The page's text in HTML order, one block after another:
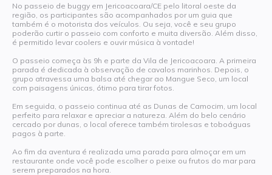
No passeio de buggy em Jericoacoara/CE pelo litoral oeste da
região, os participantes são acompanhados por um guia que
também é o motorista dos veículos. Ou seja, você e seu grupo
poderão curtir o passeio com conforto e muita diversão. Além disso,
é permitido levar coolers e ouvir música à vontade!
O passeio começa às 9h e parte da Vila de Jericoacoara. A primeira
parada é dedicada à observação de cavalos marinhos. Depois, o
grupo atravessa uma balsa até chegar ao Mangue Seco, um local
com paisagens únicas, ótimo para tirar fotos.
Em seguida, o passeio continua até as Dunas de Camocim, um local
perfeito para relaxar e apreciar a natureza. Além do belo cenário
cercado por dunas, o local oferece também tirolesas e toboáguas
pagos à parte.
Ao fim da aventura é realizada uma parada para almoçar em um
restaurante onde você pode escolher o peixe ou frutos do mar para
serem preparados na hora.